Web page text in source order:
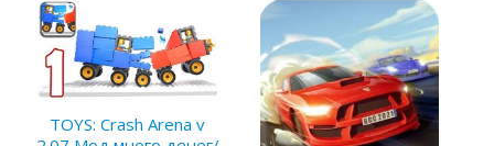
TOYS: Crash Arena v